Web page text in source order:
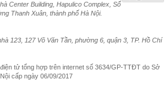
Center Building, Hapulico Complex, Số
Thanh Xuân, thành phố Hà Nội.
123, 127 Võ Văn Tần, phường 6, quận 3, TP. Hồ Chí
tử tổng hợp trên internet số 3634/GP-TTĐT do Sở
cấp ngày 06/09/2017